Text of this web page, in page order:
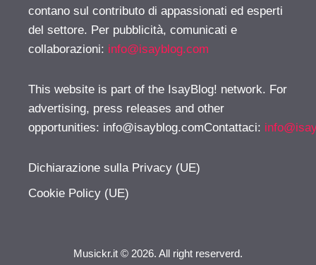
contano sul contributo di appassionati ed esperti
del settore. Per pubblicità, comunicati e
collaborazioni: info@isayblog.com
This website is part of the IsayBlog! network. For
advertising, press releases and other
opportunities: info@isayblog.comContattaci:
Dichiarazione sulla Privacy (UE)
Cookie Policy (UE)
Musickr.it © 2026. All right reserverd.